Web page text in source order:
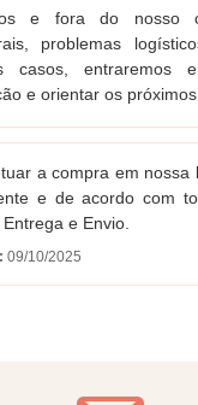
e fora do nosso
problemas
casos, entraremos
e orientar os próximos
a compra em nossa
e de acordo com
e Envio.
09/10/2025